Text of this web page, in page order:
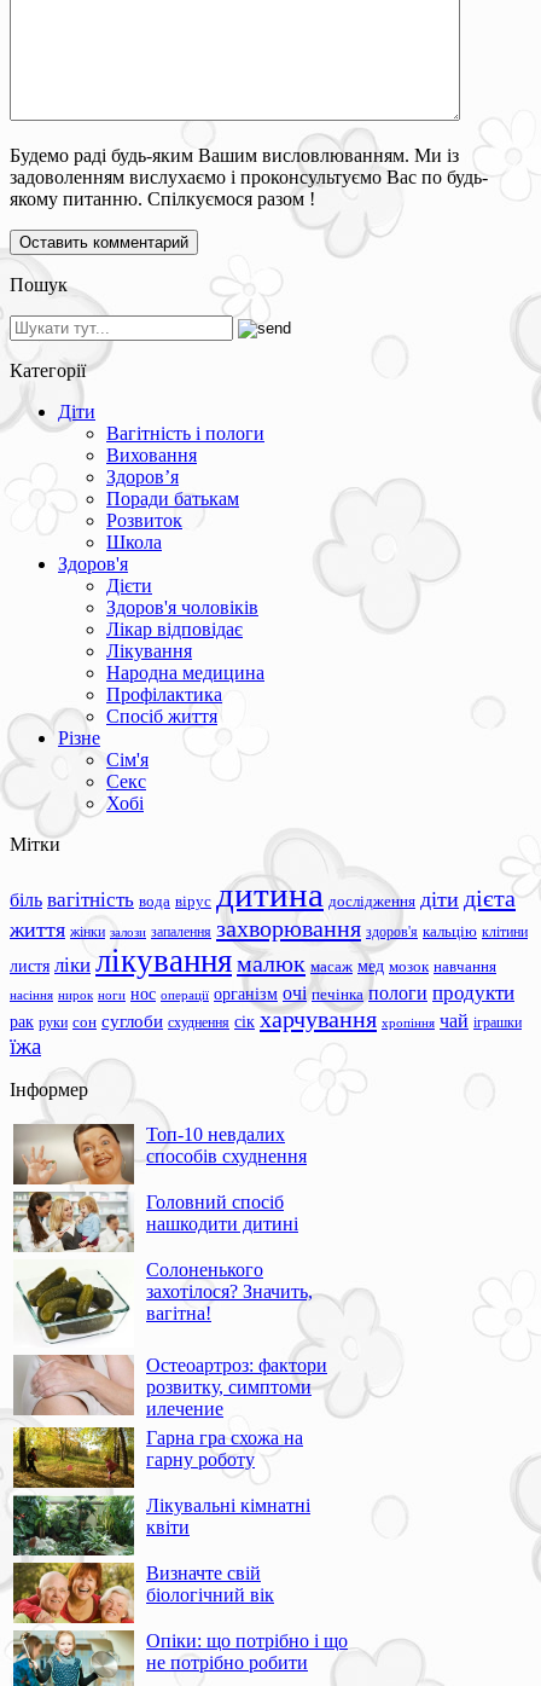
Будемо раді будь-яким Вашим висловлюванням. Ми із
задоволенням вислухаємо і проконсультуємо Вас по будь-
якому питанню. Спілкуємося разом !
Пошук
Категорії
Діти
Вагітність і пологи
Виховання
Здоров’я
Поради батькам
Розвиток
Школа
Здоров'я
Дієти
Здоров'я чоловіків
Лікар відповідає
Лікування
Народна медицина
Профілактика
Спосіб життя
Різне
Сім'я
Секс
Хобі
Мітки
біль вагітність вода вірус дитина дослідження діти дієта
життя жінки залози запалення захворювання здоров'я кальцію клітини
листя ліки лікуваннямалюк масаж мед мозок навчання
насіння нирок ноги нос операції організм очі печінка пологи продукти
рак руки сон суглоби схуднення сік харчування хропіння чай іграшки
їжа
Інформер
Топ-10 невдалих
способів схуднення
Головний спосіб
нашкодити дитині
Солоненького
захотілося? Значить,
вагітна!
Остеоартроз: фактори
розвитку, симптоми
илечение
Гарна гра схожа на
гарну роботу
Лікувальні кімнатні
квіти
Визначте свій
біологічний вік
Опіки: що потрібно і що
не потрібно робити